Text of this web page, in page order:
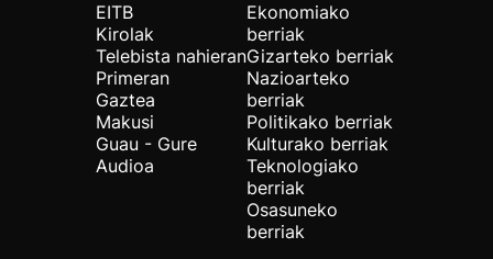
EITB
Kirolak
Telebista nahieran
Primeran
Gaztea
Makusi
Guau - Gure
Audioa
Ekonomiako
berriak
Gizarteko berriak
Nazioarteko
berriak
Politikako berriak
Kulturako berriak
Teknologiako
berriak
Osasuneko
berriak